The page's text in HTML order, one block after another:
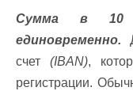
Сумма в 10
единовременно.
счет(IBAN),
регистрации.